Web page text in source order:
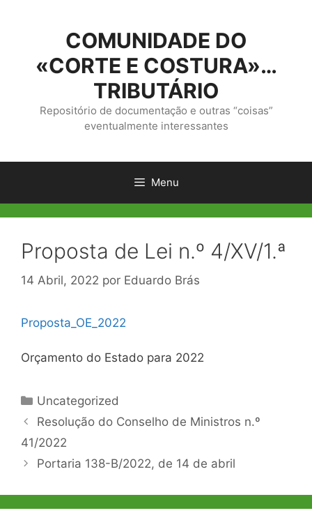
conteúdo
COMUNIDADE DO
«CORTE E COSTURA»…
TRIBUTÁRIO
Repositório de documentação e outras “coisas”
eventualmente interessantes
Menu
Proposta de Lei n.º 4/XV/1.ª
14 Abril, 2022 por Eduardo Brás
Proposta_OE_2022
Orçamento do Estado para 2022
Categorias
Uncategorized
Navegação
de
Resolução do Conselho de Ministros n.º
41/2022
Portaria 138-B/2022, de 14 de abril